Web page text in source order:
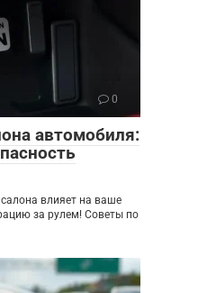
0
автомобиля:
влияет на ваше
за рулем! Советы по